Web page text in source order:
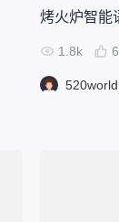
1.8k 6
520world